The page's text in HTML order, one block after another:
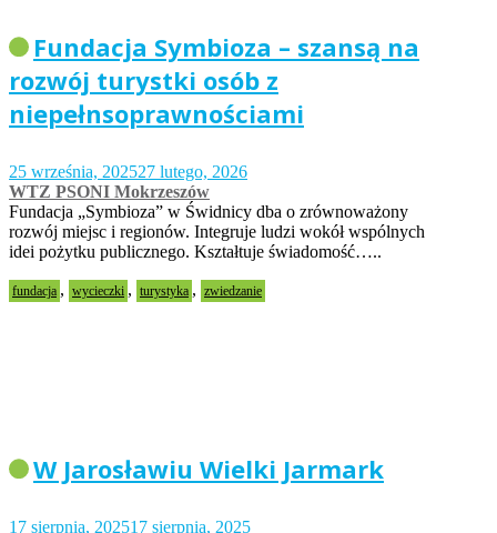
Fundacja Symbioza – szansą na
rozwój turystki osób z
niepełnsoprawnościami
25 września, 202527 lutego, 2026
WTZ PSONI Mokrzeszów
Fundacja „Symbioza” w Świdnicy dba o zrównoważony
rozwój miejsc i regionów. Integruje ludzi wokół wspólnych
idei pożytku publicznego. Kształtuje świadomość…..
fundacja , wycieczki , turystyka , zwiedzanie
W Jarosławiu Wielki Jarmark
17 sierpnia, 202517 sierpnia, 2025